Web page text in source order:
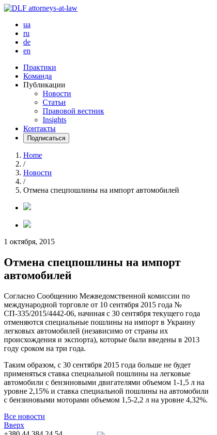
ua
ru
de
en
Практики
Команда
Публикации
Новости
Статьи
Правовой вестник
Insights
Контакты
Подписаться
Home
/
Новости
/
Отмена спецпошлины на импорт автомобилей
1 октября, 2015
Отмена спецпошлины на импорт
автомобилей
Согласно Сообщению Межведомственной комиссии по
международной торговле от 10 сентября 2015 года №
СП-335/2015/4442-06, начиная с 30 сентября текущего года
отменяются специальные пошлины на импорт в Украину
легковых автомобилей (независимо от страны их
происхождения и экспорта), которые были введены в 2013
году сроком на три года.
Таким образом, с 30 сентября 2015 года больше не будет
применяться ставка специальной пошлины на легковые
автомобили с бензиновыми двигателями объемом 1-1,5 л на
уровне 2,15% и ставка специальной пошлины на автомобили
с бензиновыми моторами объемом 1,5-2,2 л на уровне 4,32%.
Все новости
Вверх